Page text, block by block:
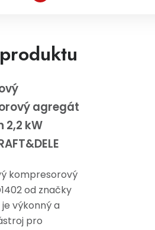
agregát
2,2 kW
kompresorový
od značky
výkonný a
pro